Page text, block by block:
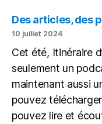
Des articles, des
10 juillet 2024
Cet été, Itinéraire
seulement un
maintenant aussi
pouvez
pouvez lire et